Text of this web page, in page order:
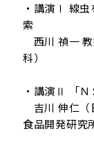
・講演Ⅰ 線
索
西川 禎一
科）
・講演Ⅱ 「Ｎ
吉川 伸仁（
食品開発研究